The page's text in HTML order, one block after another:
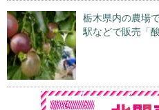
栃木県内の農場
駅などで販売「